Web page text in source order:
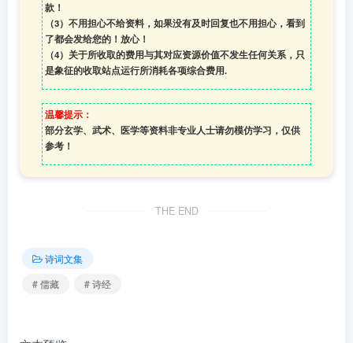
款！
（3） 不用担心不给资料，如果没有及时回复也不用担心，看到
了都会发给您的！放心！
（4） 关于所收取的费用与其对应资源价值不发生任何关系，只
是象征的收取站点运行所消耗各项综合费用.
温馨提示：
部分玄学、武术、医学等资料非专业人士请勿模仿学习，仅供
参考！
THE END
诗词文集
# 儒藏
# 诗经